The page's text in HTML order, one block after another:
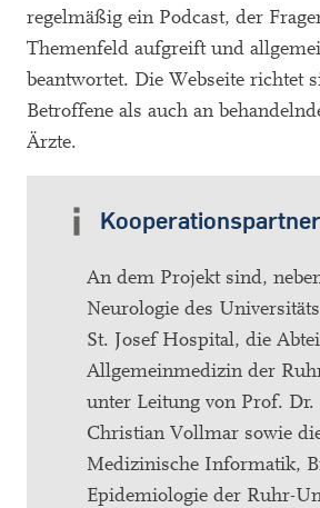
regelmäßig ein Podcast, der
Themenfeld aufgreift und
beantwortet. Die Webseite richtet
Betroffene als auch an
Ärzte.
Kooperationspartner
An dem Projekt sind,
Neurologie des
St. Josef Hospital, die
Allgemeinmedizin der
unter Leitung von Prof.
Christian Vollmar sowie
Medizinische Informatik,
Epidemiologie der Ruhr-